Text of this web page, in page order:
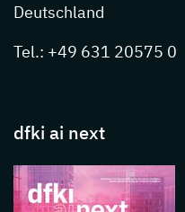
Deutschland
Tel.: +49 631 20575 0
dfki ai next